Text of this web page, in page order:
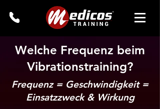
Welche Frequenz beim
Vibrationstraining?
Frequenz = Geschwindigkeit =
Einsatzzweck & Wirkung